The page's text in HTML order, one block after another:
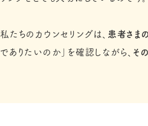
私たちのカウンセリングは、 患者さま
でありたいのか」を確認しながら、 そ